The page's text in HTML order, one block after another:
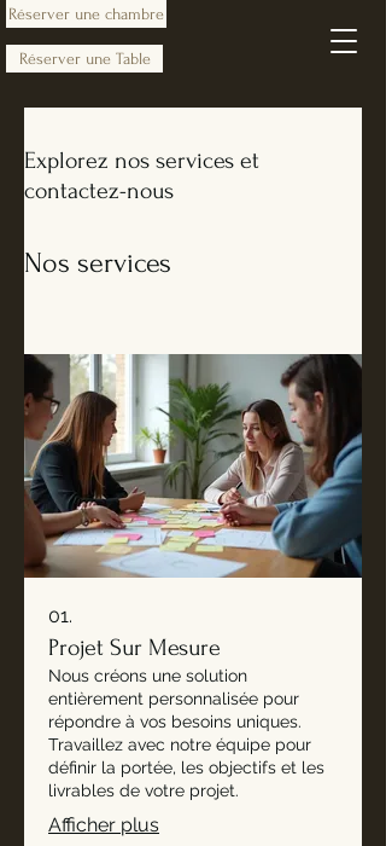
Réserver une chambre
Réserver une Table
Explorez nos services et
contactez-nous
Nos services
01.
Projet Sur Mesure
Nous créons une solution
entièrement personnalisée pour
répondre à vos besoins uniques.
Travaillez avec notre équipe pour
définir la portée, les objectifs et les
livrables de votre projet.
Afficher plus